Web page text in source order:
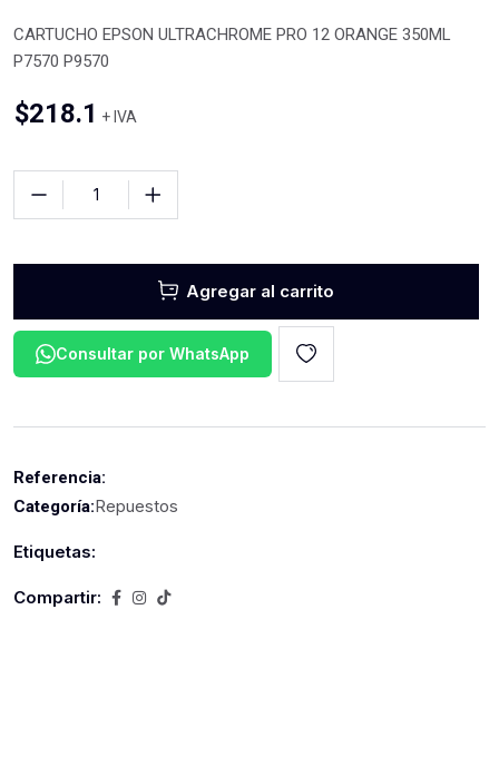
CARTUCHO EPSON ULTRACHROME PRO 12 ORANGE 350ML
P7570 P9570
$218.1 + IVA
Agregar al carrito
Consultar por WhatsApp
Referencia:
Categoría:Repuestos
Etiquetas:
Compartir: